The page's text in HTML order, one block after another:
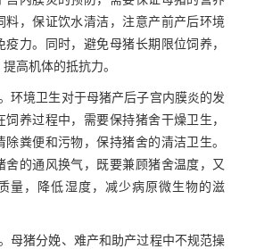
料，保证饮水清洁，注意产前产后环境
疫力。同时，避免母猪长期限位饲养，
高机体的抵抗力。
环境卫生对于母猪产后子宫内膜炎的发
饲养过程中，需要保持猪舍干燥卫生，
除粪便和污物，保持猪舍的清洁卫生。
舍的通风换气，既要兼顾猪舍温度，又
量，降低湿度，减少病原微生物的滋
母猪分娩、难产和助产过程中不规范操